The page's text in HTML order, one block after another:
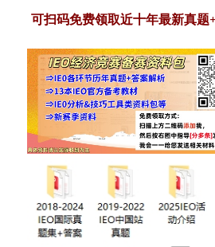
可扫码免费领取近十年最新真题